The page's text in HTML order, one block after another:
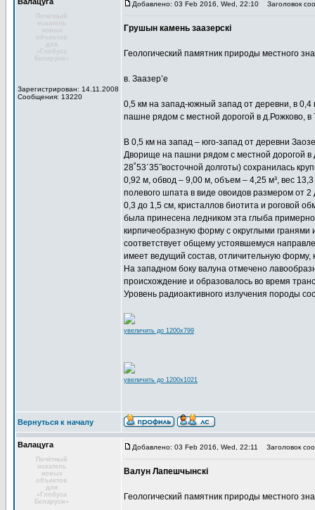
Почётный
искатель
новых
объектов
для
«Глобуса
Беларуси»
Зарегистрирован: 14.11.2008
Сообщения: 13220
Добавлено: 03 Feb 2016, Wed, 22:10 Заголовок
Грушын камень заазерскі
Геологический памятник природы местного
в. Заазер’е
0,5 км на запад-южный запад от деревни, в
пашне рядом с местной дорогой в д.Рожково, в
В 0,5 км на запад – юго-запад от деревни
Дворище на пашни рядом с местной дорогой в
28˚53΄35˝восточной долготы) сохранилась
0,92 м, обвод – 9,00 м, объем – 4,25 м³, вес
полевого шпата в виде овоидов размером от 2
0,3 до 1,5 см, кристаллов биотита и роговой
была принесена ледником эта глыба
кирпичеобразную форму с округлыми гранями
соответствует общему устоявшемуся
имеет ведущий состав, отличительную
На западном боку валуна отмечено
происхождение и образовалось во время
Уровень радиоактивного излучения породы
увеличить до 1200x799
увеличить до 1200x1021
Вернуться к началу
Валацуга
Почётный
искатель
новых
объектов
для
«Глобуса
Беларуси»
Добавлено: 03 Feb 2016, Wed, 22:11 Заголовок
Валун Лапешчынскі
Геологический памятник природы местного